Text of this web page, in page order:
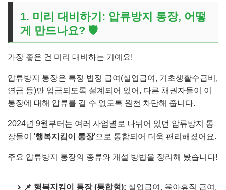
1. 미리 대비하기: 압류방지 통장, 어떻
게 만드나요? 🛡️
가장 좋은 건 미리 대비하는 거예요!
압류방지 통장은 특정 법정 급여(실업급여, 기초생활수급비,
연금 등)만 입금되도록 설계되어 있어, 다른 채권자들이 이
통장에 대해 압류를 걸 수 없도록 원천 차단해 줍니다.
2024년 9월부터는 여러 사업별로 나뉘어 있던 압류방지 통
장들이 '행복지킴이 통장'으로 통합되어 더욱 편리해졌어요.
주요 압류방지 통장의 종류와 개설 방법을 정리해 봤습니다!
📌 행복지킴이 통장 (통합형): 실업급여, 육아휴직 급여,